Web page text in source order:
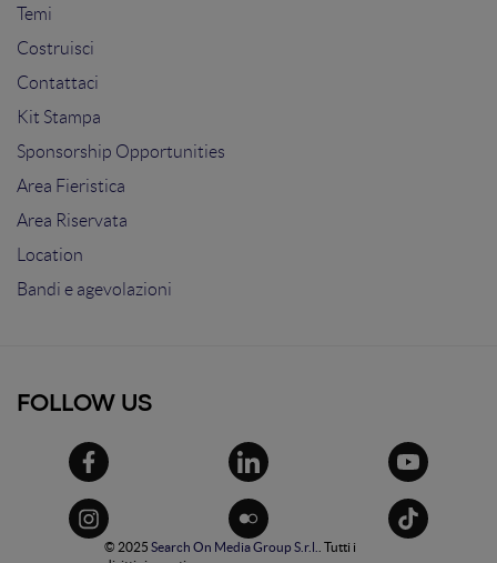
Temi
Costruisci
Contattaci
Kit Stampa
Sponsorship Opportunities
Area Fieristica
Area Riservata
Location
Bandi e agevolazioni
FOLLOW US
© 2025 Search On Media Group S.r.l.
. Tutti i